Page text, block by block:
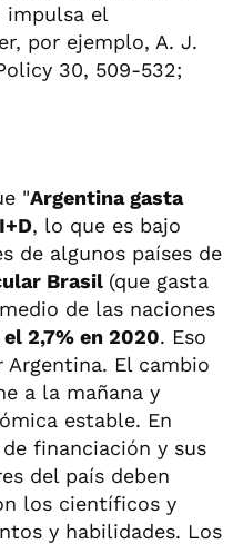
impulsa el
por ejemplo, A. J.
30, 509-532;
"Argentina gasta
, lo que es bajo
de algunos países de
Brasil (que gasta
de las naciones
2,7% en 2020. Eso
Argentina. El cambio
a la mañana y
estable. En
financiación y sus
del país deben
los científicos y
y habilidades. Los